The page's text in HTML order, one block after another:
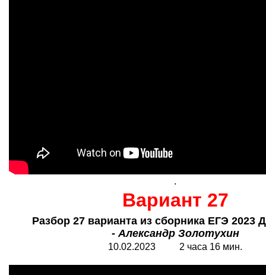
.
Вариант 27
Разбор 27 варианта из сборника ЕГЭ 2023
-Александр Золотухин
10.02.2023 2 часа 16 мин.